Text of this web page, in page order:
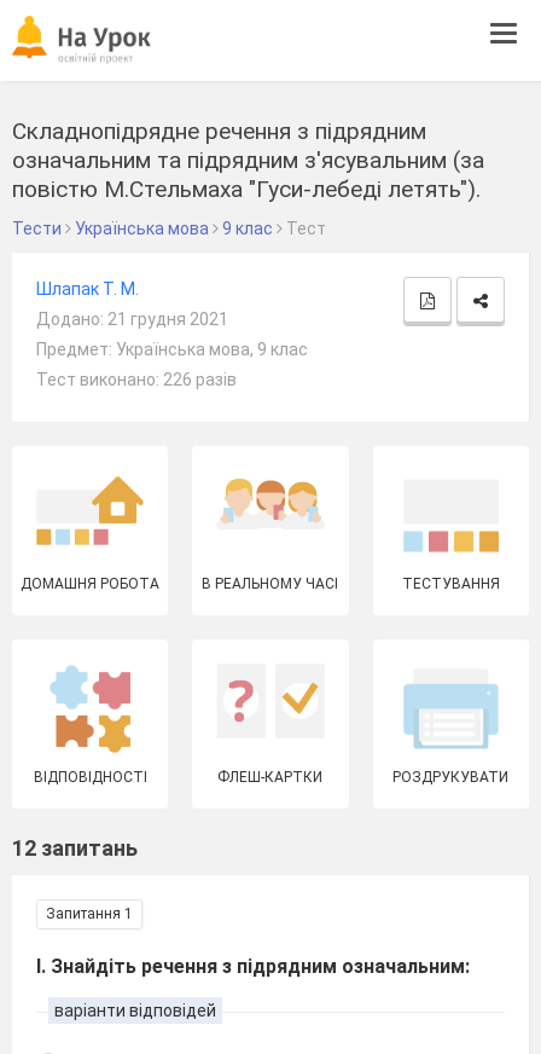
Складнопідрядне речення з підрядним
означальним та підрядним з'ясувальним (за
повістю М.Стельмаха "Гуси-лебеді летять").
Тести Українська мова 9 клас Тест
Шлапак Т. М.
Додано: 21 грудня 2021
Предмет: Українська мова, 9 клас
Тест виконано: 226 разів
ДОМАШНЯ РОБОТА В РЕАЛЬНОМУ ЧАСІ ТЕСТУВАННЯ
ВІДПОВІДНОСТІ ФЛЕШ-КАРТКИ РОЗДРУКУВАТИ
12 запитань
Запитання 1
І. Знайдіть речення з підрядним означальним:
варіанти відповідей